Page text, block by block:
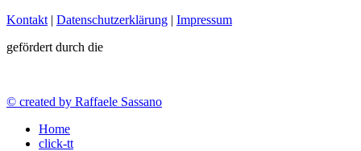
Kontakt | Datenschutzerklärung | Impressum
gefördert durch die
© created by Raffaele Sassano
Home
click-tt